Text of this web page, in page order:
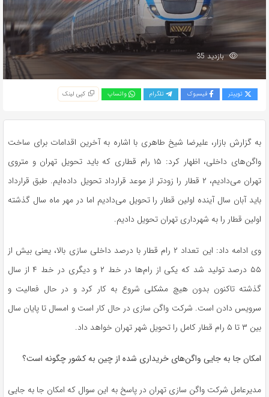
بازدید 35
توییتر فیسبوک تلگرام واتساپ کپی لینک
به گزارش بازار، علیرضا شیخ طاهری با اشاره به آخرین اقدامات برای ساخت
واگن‌های داخلی، اظهار کرد: ۱۵ رام قطاری که باید تحویل تهران و متروی
تهران می‌دادیم، ۲ قطار را زودتر از موعد قرارداد تحویل داده‌ایم. طبق قرارداد
باید آبان سال آینده اولین قطار را تحویل می‌دادیم اما در مهر ماه سال گذشته
اولین قطار را به شهرداری تهران تحویل دادیم.
وی ادامه داد: این تعداد ۲ رام قطار با درصد داخلی سازی بالا، یعنی بیش از
۵۵ درصد تولید شد که یکی از رام‌ها در خط ۲ و دیگری در خط ۴ از سال
گذشته تاکنون بدون هیچ مشکلی شروع به کار کرد و در حال فعالیت و
سرویس دادن است. شرکت واگن سازی در حال کار است و امسال تا پایان سال
بین ۳ تا ۵ رام قطار کامل را تحویل شهر تهران خواهد داد.
امکان جا به جایی واگن‌های خریداری شده از چین به کشور چگونه است؟
مدیرعامل شرکت واگن سازی تهران در پاسخ به این سوال که امکان جا به جایی